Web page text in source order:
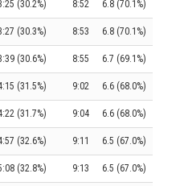
(30.2%) 8:52 6.8 (70.1%)
(30.3%) 8:53 6.8 (70.1%)
(30.6%) 8:55 6.7 (69.1%)
(31.5%) 9:02 6.6 (68.0%)
(31.7%) 9:04 6.6 (68.0%)
(32.6%) 9:11 6.5 (67.0%)
(32.8%) 9:13 6.5 (67.0%)